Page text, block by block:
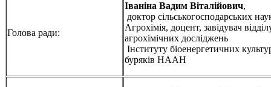
Голова ради:
Іваніна Вадим Віталійович,
доктор сільськогосподарських
Агрохімія, доцент, завідувач
агрохімічних досліджень
Інституту біоенергетичних
буряків НААН